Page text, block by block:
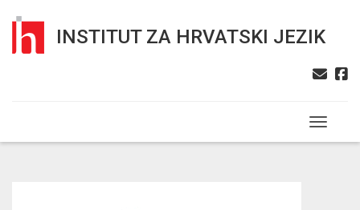
INSTITUT ZA HRVATSKI JEZIK
Toggle